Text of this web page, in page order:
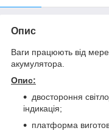
Опис
Ваги працюють від
акумулятора.
Опис:
двостороння
індикація;
платформа